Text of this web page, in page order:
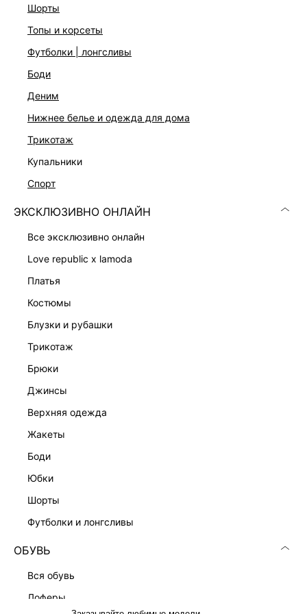
шорты
топы и корсеты
футболки | лонгсливы
боди
деним
нижнее белье и одежда для дома
трикотаж
купальники
спорт
ЭКСКЛЮЗИВНО ОНЛАЙН
все эксклюзивно онлайн
love republic x lamoda
платья
костюмы
блузки и рубашки
трикотаж
брюки
джинсы
верхняя одежда
жакеты
боди
юбки
шорты
футболки и лонгсливы
ОБУВЬ
вся обувь
лоферы
отбеливать, Машинная сушка запрещена, Глажение при
Стирать и гладить, вывернув наизнанку, С изделиями
похожих цветов, Стирать перед первым использованием
Описание
Облегающий крой
Высокая посадка
Моделирующие плоские швы
Цвет: черный
стандартному размеру
ДОСТАВКА И ВОЗВРАТ
Подробные условия доставки и возврата
ЛИЧНЫЙ КАБИНЕТ